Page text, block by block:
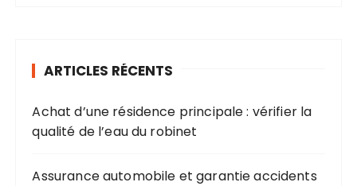
ARTICLES RÉCENTS
Achat d’une résidence principale : vérifier la
qualité de l’eau du robinet
Assurance automobile et garantie accidents